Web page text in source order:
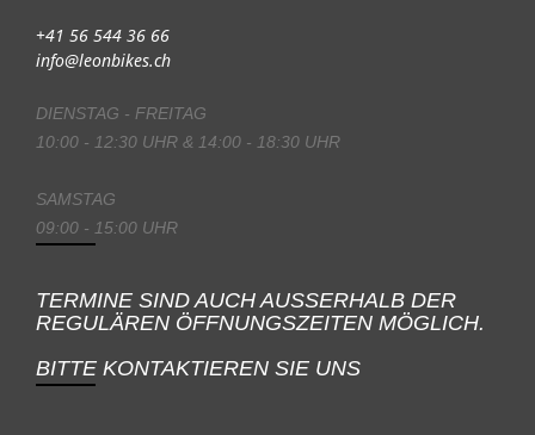
+41 56 544 36 66
info@leonbikes.ch
DIENSTAG - FREITAG
10:00 - 12:30 UHR & 14:00 - 18:30 UHR
SAMSTAG
09:00 - 15:00 UHR
TERMINE SIND AUCH AUSSERHALB DER
REGULÄREN ÖFFNUNGSZEITEN MÖGLICH.
BITTE KONTAKTIEREN SIE UNS